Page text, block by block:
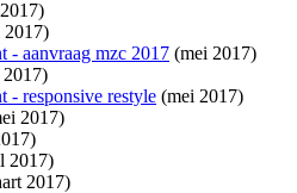
- aanvraag mzc 2017 (mei 2017)
- responsive restyle (mei 2017)
2017)
2017)
2017)